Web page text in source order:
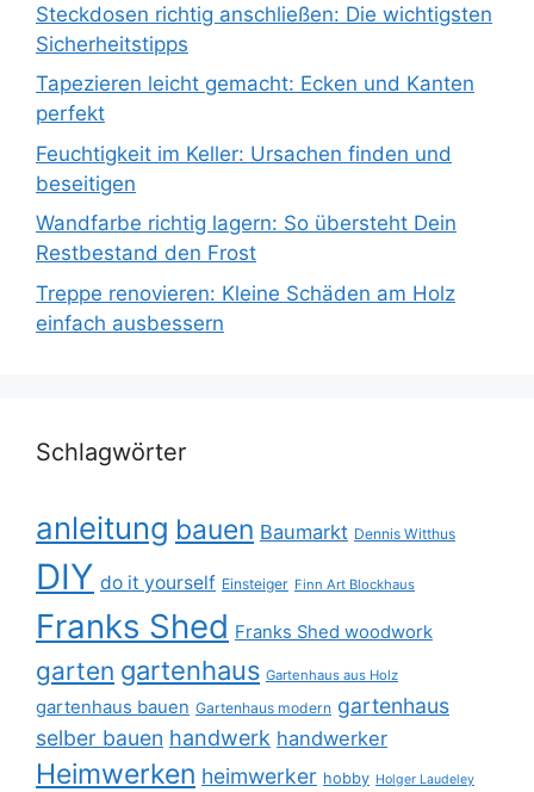
Steckdosen richtig anschließen: Die wichtigsten
Sicherheitstipps
Tapezieren leicht gemacht: Ecken und Kanten
perfekt
Feuchtigkeit im Keller: Ursachen finden und
beseitigen
Wandfarbe richtig lagern: So übersteht Dein
Restbestand den Frost
Treppe renovieren: Kleine Schäden am Holz
einfach ausbessern
Schlagwörter
anleitung bauen Baumarkt Dennis Witthus
DIY do it yourself Einsteiger Finn Art Blockhaus
Franks Shed Franks Shed woodwork
garten gartenhaus Gartenhaus aus Holz
gartenhaus bauen Gartenhaus modern gartenhaus
selber bauen handwerk handwerker
Heimwerken heimwerker hobby Holger Laudeley